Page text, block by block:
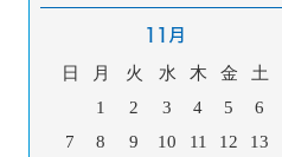
11月
日 月 火 水 木 金
土
1
2 3 4 5
6
7
8 9 10 11 12
13